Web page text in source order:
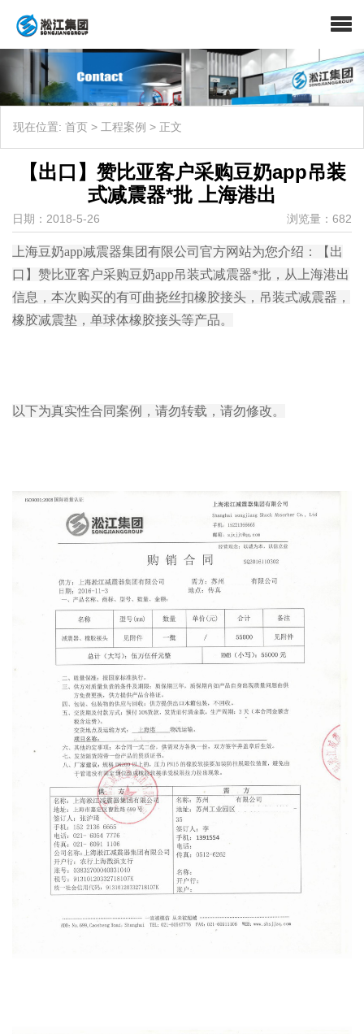
现在位置: 首页 > 工程案例 > 正文
【出口】赞比亚客户采购豆奶app吊装
式减震器*批 上海港出
日期：2018-5-26 浏览量：682
上海豆奶app减震器集团有限公司官方网站为您介绍：【出
口】赞比亚客户采购豆奶app吊装式减震器*批，从上海港出
信息，本次购买的有可曲挠丝扣橡胶接头，吊装式减震器，
橡胶减震垫，单球体橡胶接头等产品。
以下为真实性合同案例，请勿转载，请勿修改。